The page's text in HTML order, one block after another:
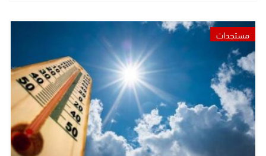
مستجدات